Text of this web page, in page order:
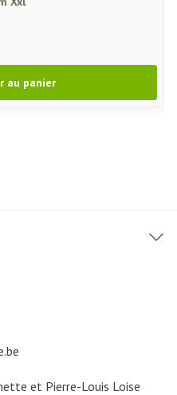
au panier
et Pierre-Louis Loise